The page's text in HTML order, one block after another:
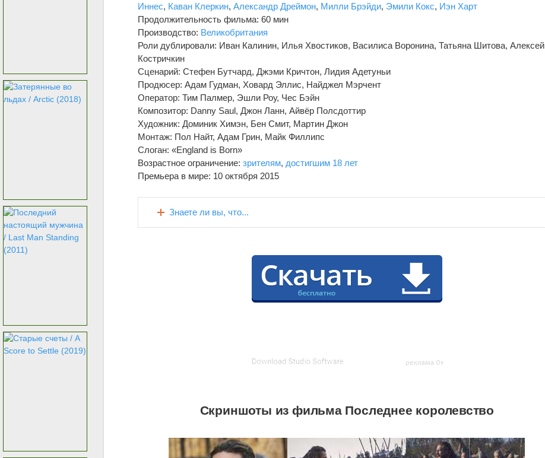
Иннес, Каван Клеркин,Александр Дреймон, Милли Брэйди, Эмили Кокс, Иэн Харт
Продолжительность фильма: 60 мин
Производство: Великобритания
Роли дублировали: Иван Калинин, Илья Хвостиков, Василиса Воронина, Татьяна Шитова, Алексей
Костричкин
Сценарий: Стефен Бутчард, Джэми Кричтон, Лидия Адетуньи
Продюсер: Адам Гудман, Ховард Эллис, Найджел Мэрчент
Оператор: Тим Палмер, Эшли Роу, Чес Бэйн
Композитор: Danny Saul, Джон Ланн, Айвёр Полсдоттир
Художник: Доминик Химэн, Бен Смит, Мартин Джон
Монтаж: Пол Найт, Адам Грин, Майк Филлипс
Слоган: «England is Born»
Возрастное ограничение:зрителям, достигшим 18 лет
Премьера в мире: 10 октября 2015
Знаете ли вы, что...
Скриншоты из фильма Последнее королевство